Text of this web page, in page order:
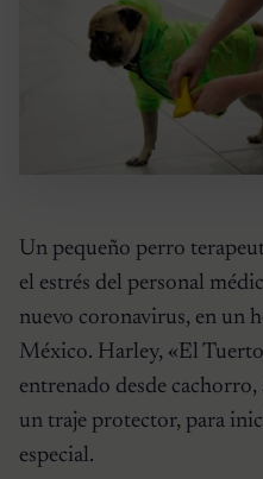
Un pequeño perro
el estrés del personal
nuevo coronavirus, en un
México. Harley, «El
entrenado desde cachorro,
un traje protector, para
especial.